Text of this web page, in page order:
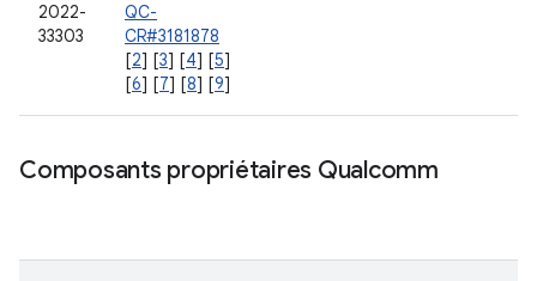
2022-
33303
QC-
CR#3181878
[2] [3] [4] [5]
[6] [7] [8] [9]
Composants propriétaires Qualcomm